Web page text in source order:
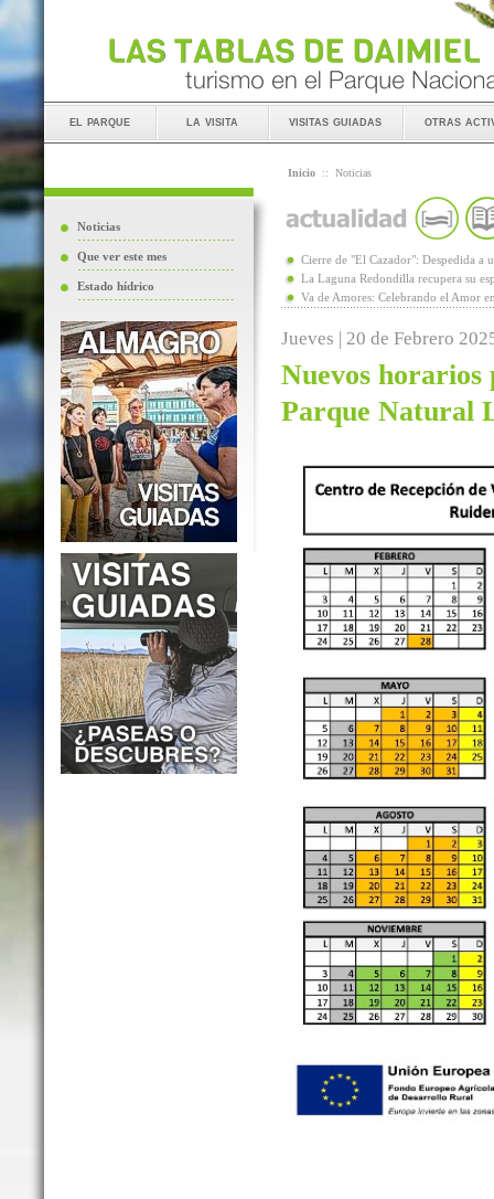
el parque la visita visitas guiadas otras
Noticias
Que ver este mes
Estado hídrico
Inicio :: Noticias
Cierre de "El Cazador": Despedida a
La Laguna Redondilla recupera su
Va de Amores: Celebrando el Amor
Jueves | 20 de Febrero
Nuevos horarios
Parque Natural